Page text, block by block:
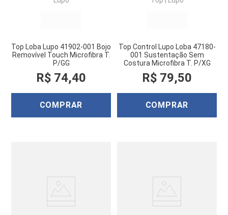
Top Loba Lupo 41902-001 Bojo
Removível Touch Microfibra T.
P/GG
R$ 74,40
COMPRAR
Top Control Lupo Loba 47180-
001 Sustentação Sem
Costura Microfibra T. P/XG
R$ 79,50
COMPRAR